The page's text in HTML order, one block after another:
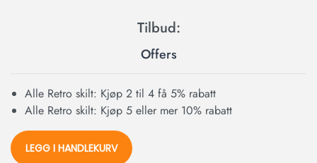
Offers
Alle Retro skilt: Kjøp 2 til 4 få 5% rabatt
Alle Retro skilt: Kjøp 5 eller mer 10% rabatt
LEGG I HANDLEKURV